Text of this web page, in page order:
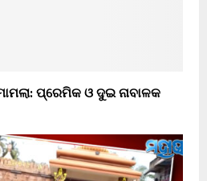
ପ୍ରେମିକ ଓ ଦୁଇ ନାବାଳକ